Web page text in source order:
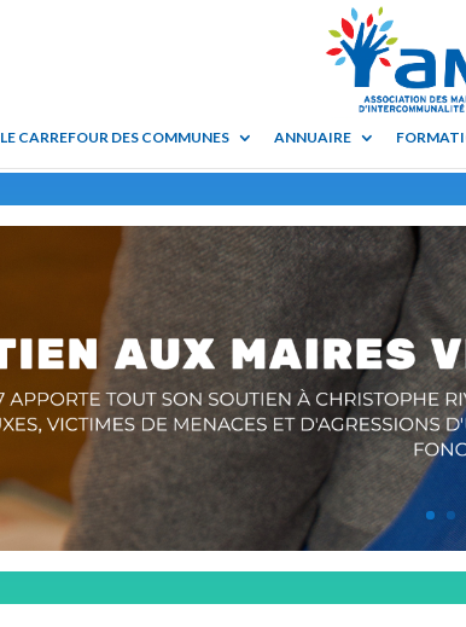
LE CARREFOUR DES COMMUNES ANNUAIRE